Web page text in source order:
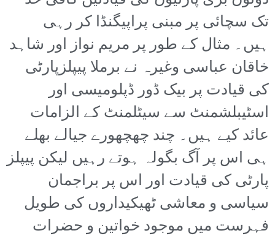
تک سچائی پر مبنی پراپیگنڈا کر رہی
ہیں۔ مثال کے طور پر مریم نواز اور شاہد
خاقان عباسی وغیرہ نے برملا پیپلزپارٹی
کی قیادت پر بیک ڈور ڈپلومیسی اور
اسٹیبلشمنٹ سے سیٹلمنٹ کے الزامات
عائد کیے ہیں۔ چند چھچھورے جیالے بھلے
ہی اس پر آگ بگولہ ہوتے رہیں لیکن پیپلز
پارٹی کی قیادت اور اس پر براجمان
سیاسی و معاشی ٹھیکیداروں کی طویل
فہرست میں موجود خواتین و حضرات